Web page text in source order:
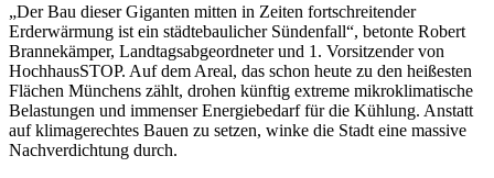
„Der Bau dieser Giganten mitten in Zeiten fortschreitender
Erderwärmung ist ein städtebaulicher Sündenfall“, betonte Robert
Brannekämper, Landtagsabgeordneter und 1. Vorsitzender von
HochhausSTOP. Auf dem Areal, das schon heute zu den heißesten
Flächen Münchens zählt, drohen künftig extreme mikroklimatische
Belastungen und immenser Energiebedarf für die Kühlung. Anstatt
auf klimagerechtes Bauen zu setzen, winke die Stadt eine massive
Nachverdichtung durch.